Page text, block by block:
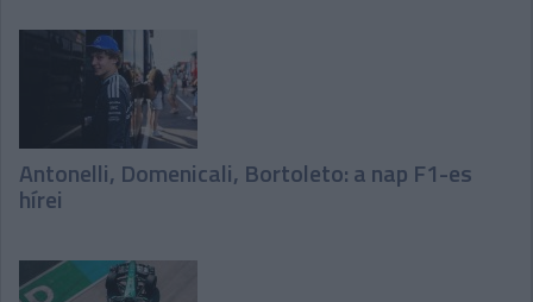
Antonelli, Domenicali, Bortoleto: a nap F1-es
hírei